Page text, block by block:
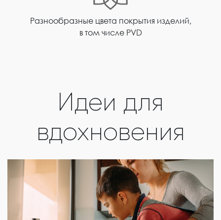
Разнообразные цвета покрытия изделий,
в том числе PVD
Идеи для
вдохновения